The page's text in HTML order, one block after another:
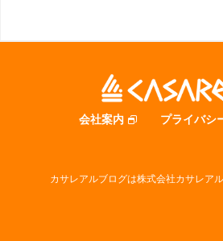
会社案内 プライバシ
カサレアルブログは株式会社カサレア